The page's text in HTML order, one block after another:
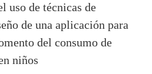
uso de técnicas de
de una aplicación para
del consumo de
niños